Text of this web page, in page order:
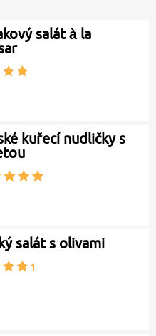
salát à la
kuřecí nudličky s
salát s olivami